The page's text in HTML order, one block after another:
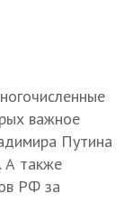
важное
Путина
А также
РФ за